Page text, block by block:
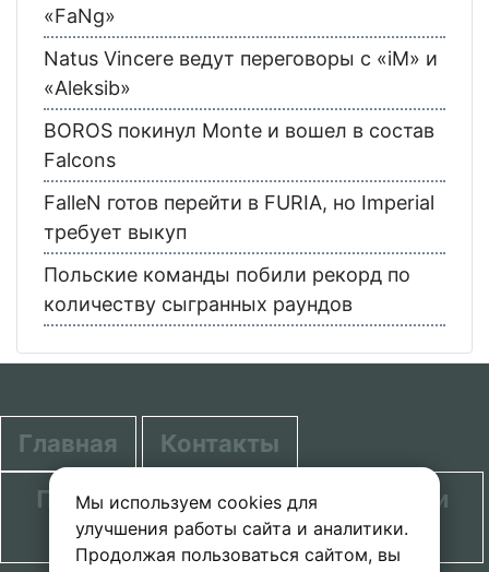
Мы используем cookies для
улучшения работы сайта и аналитики.
Продолжая пользоваться сайтом, вы
«FaNg»
Natus Vincere ведут переговоры с «iM» и
«Aleksib»
BOROS покинул Monte и вошел в состав
Falcons
FalleN готов перейти в FURIA, но Imperial
требует выкуп
Польские команды побили рекорд по
количеству сыгранных раундов
Главная
Контакты
Политика в отношении обработки
персональных данных